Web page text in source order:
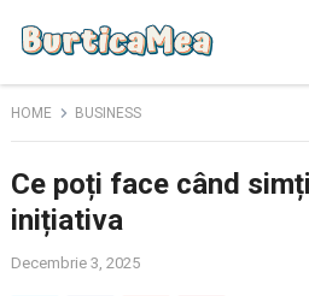
HOME BUSINESS
Ce poți face când
inițiativa
Decembrie 3, 2025